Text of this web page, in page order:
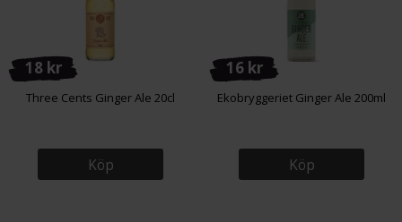
18 kr
Three Cents Ginger Ale 20cl
Köp
16 kr
Ekobryggeriet Ginger Ale 200ml
Köp